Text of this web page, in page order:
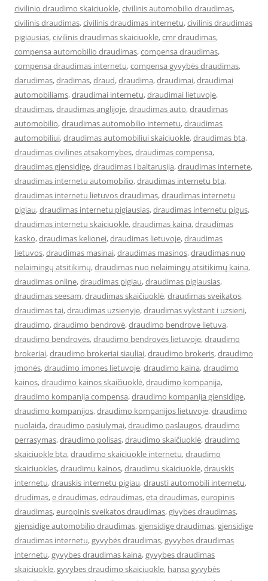
civilinio draudimo skaiciuokle,civilinis automobilio draudimas,
civilinis draudimas,civilinis draudimas internetu,civilinis draudimas
pigiausias,civilinis draudimas skaiciuokle,cmr draudimas,
compensa automobilio draudimas,compensa draudimas,
compensa draudimas internetu,compensa gyvybės draudimas,
darudimas,dradimas,draud,draudima,draudimai,draudimai
automobiliams,draudimai internetu,draudimai lietuvoje,
draudimas,draudimas anglijoje,draudimas auto,draudimas
automobilio,draudimas automobilio internetu,draudimas
automobiliui,draudimas automobiliui skaiciuokle,draudimas bta,
draudimas civilines atsakomybes,draudimas compensa,
draudimas gjensidige,draudimas i baltarusija,draudimas internete,
draudimas internetu automobilio,draudimas internetu bta,
draudimas internetu lietuvos draudimas,draudimas internetu
pigiau,draudimas internetu pigiausias,draudimas internetu pigus,
draudimas internetu skaiciuokle,draudimas kaina,draudimas
kasko,draudimas kelionei,draudimas lietuvoje,draudimas
lietuvos,draudimas masinai,draudimas masinos,draudimas nuo
nelaimingų atsitikimų,draudimas nuo nelaimingų atsitikimų kaina,
draudimas online,draudimas pigiau,draudimas pigiausias,
draudimas seesam,draudimas skaičiuoklė,draudimas sveikatos,
draudimas tai,draudimas uzsienyje,draudimas vykstant i uzsieni,
draudimo,draudimo bendrovė,draudimo bendrove lietuva,
draudimo bendrovės,draudimo bendrovės lietuvoje,draudimo
brokeriai,draudimo brokeriai siauliai,draudimo brokeris,draudimo
įmonės,draudimo imones lietuvoje,draudimo kaina,draudimo
kainos,draudimo kainos skaičiuoklė,draudimo kompanija,
draudimo kompanija compensa,draudimo kompanija gjensidige,
draudimo kompanijos,draudimo kompanijos lietuvoje,draudimo
nuolaida,draudimo pasiulymai,draudimo paslaugos,draudimo
perrasymas,draudimo polisas,draudimo skaičiuoklė,draudimo
skaiciuokle bta,draudimo skaiciuokle internetu,draudimo
skaiciuokles,draudimu kainos,draudimu skaiciuokle,drauskis
internetu,drauskis internetu pigiau,drausti automobili internetu,
drudimas,e draudimas,edraudimas,eta draudimas,europinis
draudimas,europinis sveikatos draudimas,givybes draudimas,
gjensidige automobilio draudimas,gjensidige draudimas,gjensidige
draudimas internetu,gyvybės draudimas,gyvybes draudimas
internetu,gyvybes draudimas kaina,gyvybes draudimas
skaiciuokle,gyvybes draudimo skaiciuokle, hansa gyvybės